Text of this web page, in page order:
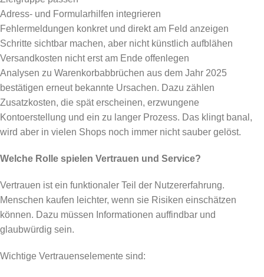
Adress- und Formularhilfen integrieren
Fehlermeldungen konkret und direkt am Feld anzeigen
Schritte sichtbar machen, aber nicht künstlich aufblähen
Versandkosten nicht erst am Ende offenlegen
Analysen zu Warenkorbabbrüchen aus dem Jahr 2025
bestätigen erneut bekannte Ursachen. Dazu zählen
Zusatzkosten, die spät erscheinen, erzwungene
Kontoerstellung und ein zu langer Prozess. Das klingt banal,
wird aber in vielen Shops noch immer nicht sauber gelöst.
Welche Rolle spielen Vertrauen und Service?
Vertrauen ist ein funktionaler Teil der Nutzererfahrung.
Menschen kaufen leichter, wenn sie Risiken einschätzen
können. Dazu müssen Informationen auffindbar und
glaubwürdig sein.
Wichtige Vertrauenselemente sind: